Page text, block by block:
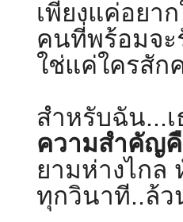
เพียงแค่อยา
คนที่พร้อมจะ
ใช่แค่ใครสัก
สำหรับฉัน...
ความสำคัญ
ยามห่างไกล
ทุกวินาที..ล้ว